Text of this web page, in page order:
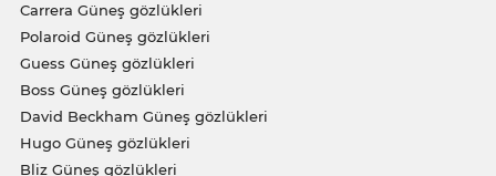
Carrera Güneş gözlükleri
Polaroid Güneş gözlükleri
Guess Güneş gözlükleri
Boss Güneş gözlükleri
David Beckham Güneş gözlükleri
Hugo Güneş gözlükleri
Bliz Güneş gözlükleri